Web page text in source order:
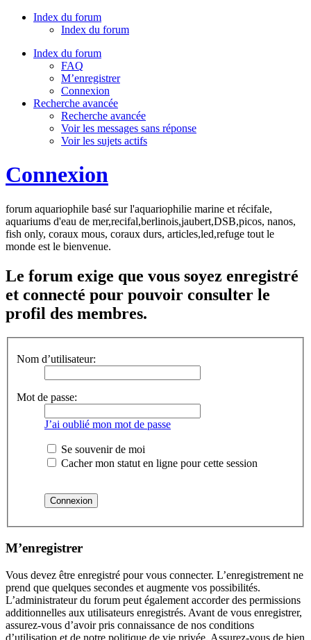
Index du forum
Index du forum
Index du forum
FAQ
M’enregistrer
Connexion
Recherche avancée
Recherche avancée
Voir les messages sans réponse
Voir les sujets actifs
Connexion
forum aquariophile basé sur l'aquariophilie marine et récifale,
aquariums d'eau de mer,recifal,berlinois,jaubert,DSB,picos, nanos,
fish only, coraux mous, coraux durs, articles,led,refuge tout le
monde est le bienvenue.
Le forum exige que vous soyez enregistré
et connecté pour pouvoir consulter le
profil des membres.
Nom d’utilisateur:
Mot de passe:
J’ai oublié mon mot de passe
Se souvenir de moi
Cacher mon statut en ligne pour cette session
M’enregistrer
Vous devez être enregistré pour vous connecter. L’enregistrement ne
prend que quelques secondes et augmente vos possibilités.
L’administrateur du forum peut également accorder des permissions
additionnelles aux utilisateurs enregistrés. Avant de vous enregistrer,
assurez-vous d’avoir pris connaissance de nos conditions
d’utilisation et de notre politique de vie privée. Assurez-vous de bien